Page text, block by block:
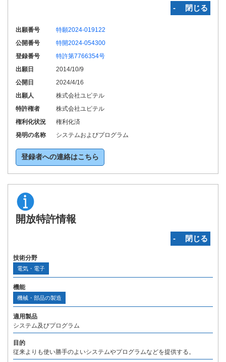
‐ 閉じる
出願番号
特願2024-019122
公開番号
特開2024-054300
登録番号
特許第7766354号
出願日
2014/10/9
公開日
2024/4/16
出願人
株式会社ユピテル
特許権者
株式会社ユピテル
権利化状況
権利化済
発明の名称
システムおよびプログラム
登録者への連絡はこちら
開放特許情報
‐ 閉じる
技術分野
電気・電子
機能
機械・部品の製造
適用製品
システム及びプログラム
目的
従来よりも使い勝手のよいシステムやプログラムなどを提供する。